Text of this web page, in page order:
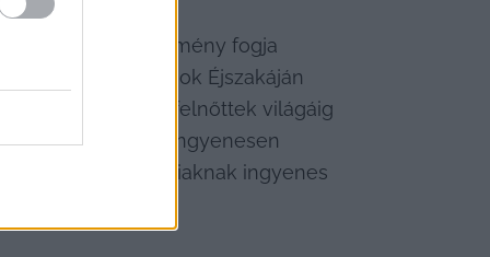
a Bozsó Gyűjtemény fogja
a Múzeumok Éjszakáján
a felnőttek világáig
a helyszínek ingyenesen
forint (6 év alattiaknak ingyenes